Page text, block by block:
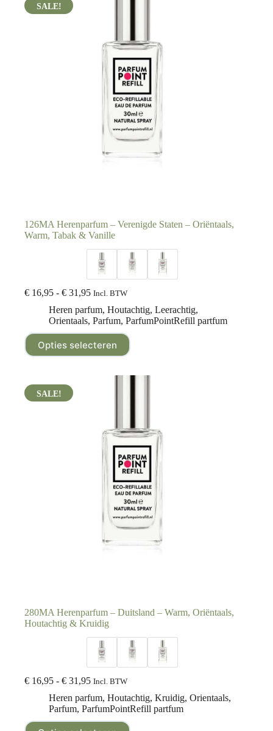
126MA Herenparfum – Verenigde Staten – Oriëntaals,
Warm, Tabak & Vanille
€ 16,95 - € 31,95 Incl. BTW
Heren parfum, Houtachtig, Leerachtig,
Orientaals, Parfum, ParfumPointRefill partfum
Opties selecteren
280MA Herenparfum – Duitsland – Warm, Oriëntaals,
Houtachtig & Kruidig
€ 16,95 - € 31,95 Incl. BTW
Heren parfum, Houtachtig, Kruidig, Orientaals,
Parfum, ParfumPointRefill partfum